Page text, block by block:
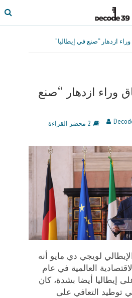
ازدهار “صنع في إيطاليا”
وراء ازدهار “صنع
2 محضر القراءة
لويجي دي مايو أنه
العالمية في عام
على إيطاليا أيضا بشدة، كان
مهمًا في توطيد التعافي على